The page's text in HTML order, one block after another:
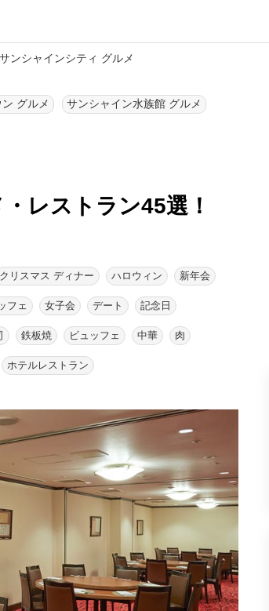
ンシャインシティ グルメ
グルメ サンシャイン水族館 グルメ
レストラン45選！
クリスマス ディナー ハロウィン 新年会
フェ 女子会 デート 記念日
鉄板焼 ビュッフェ 中華 肉
ホテルレストラン